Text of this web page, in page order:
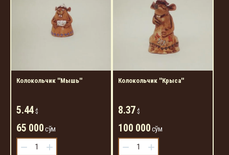
Колокольчик ''Мышь''
5.44 $
65 000сўм
− +
Колокольчик ''Крыса''
8.37 $
100 000сўм
− +